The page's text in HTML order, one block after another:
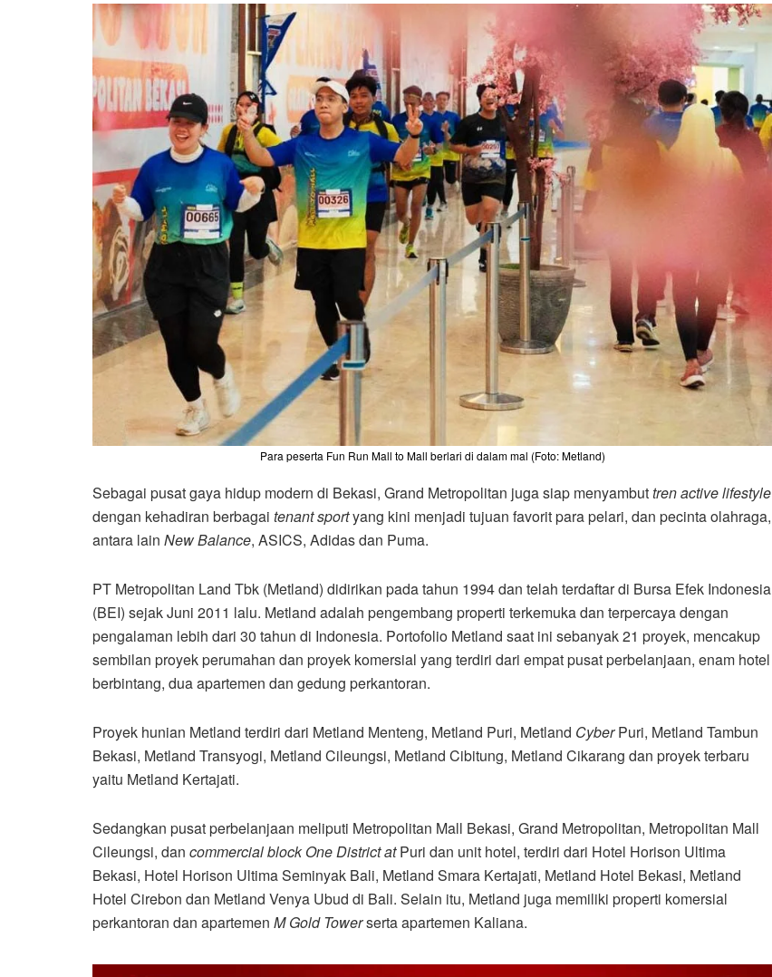
Para peserta Fun Run Mall to Mall berlari di dalam mal (Foto: Metland)
Sebagai pusat gaya hidup modern di Bekasi, Grand Metropolitan juga siap menyambuttren active lifestyle
dengan kehadiran berbagai tenant sportyang kini menjadi tujuan favorit para pelari, dan pecinta olahraga,
antara lain New Balance, ASICS, Adidas dan Puma.
PT Metropolitan Land Tbk (Metland) didirikan pada tahun 1994 dan telah terdaftar di Bursa Efek Indonesia
(BEI) sejak Juni 2011 lalu. Metland adalah pengembang properti terkemuka dan terpercaya dengan
pengalaman lebih dari 30 tahun di Indonesia. Portofolio Metland saat ini sebanyak 21 proyek, mencakup
sembilan proyek perumahan dan proyek komersial yang terdiri dari empat pusat perbelanjaan, enam hotel
berbintang, dua apartemen dan gedung perkantoran.
Proyek hunian Metland terdiri dari Metland Menteng, Metland Puri, Metland CyberPuri, Metland Tambun
Bekasi, Metland Transyogi, Metland Cileungsi, Metland Cibitung, Metland Cikarang dan proyek terbaru
yaitu Metland Kertajati.
Sedangkan pusat perbelanjaan meliputi Metropolitan Mall Bekasi, Grand Metropolitan, Metropolitan Mall
Cileungsi, dan commercial block One District atPuri dan unit hotel, terdiri dari Hotel Horison Ultima
Bekasi, Hotel Horison Ultima Seminyak Bali, Metland Smara Kertajati, Metland Hotel Bekasi, Metland
Hotel Cirebon dan Metland Venya Ubud di Bali. Selain itu, Metland juga memiliki properti komersial
perkantoran dan apartemen M Gold Towerserta apartemen Kaliana.